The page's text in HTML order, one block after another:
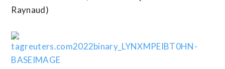
Raynaud)